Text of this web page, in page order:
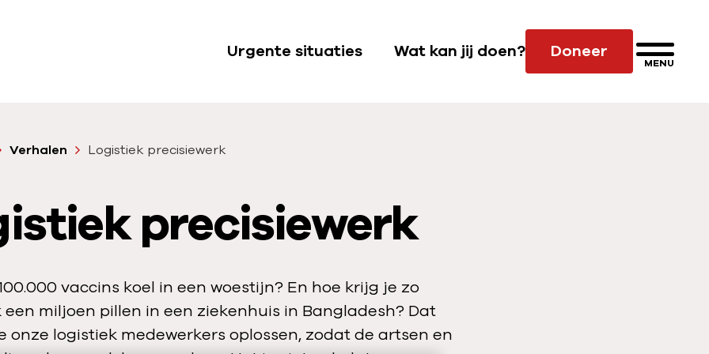
Urgente situaties
g
i
e
U
Wat kan jij doen?
i
g
i
e
W
Doneer
MENU
Verhalen Logistiek precisiewerk
precisiewerk
vaccins koel in een woestijn? En hoe krijg je zo
een miljoen pillen in een ziekenhuis in Bangladesh? Dat
onze logistiek medewerkers oplossen, zodat de artsen en